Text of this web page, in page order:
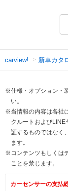
carview! 新車カタ
※仕様・オプション・
い。
※当情報の内容は各社
クルートおよび
証するものではなく
ます。
※コンテンツもしくは
ことを禁じます。
カーセンサーの支払